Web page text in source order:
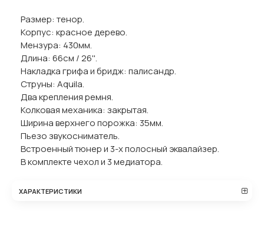
Размер: тенор.
Корпус: красное дерево.
Мензура: 430мм.
Длина: 66см / 26''.
Накладка грифа и бридж: палисандр.
Струны: Aquila.
Два крепления ремня.
Колковая механика: закрытая.
Ширина верхнего порожка: 35мм.
Пьезо звукосниматель.
Встроенный тюнер и 3-х полосный эквалайзер.
В комплекте чехол и 3 медиатора.
ХАРАКТЕРИСТИКИ